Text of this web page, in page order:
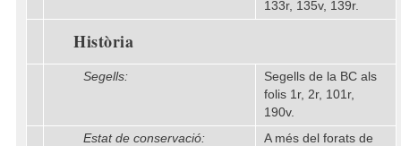
133r, 135v, 139r.
Història
Segells:
Segells de la BC als
folis 1r, 2r, 101r,
190v.
Estat de conservació:
A més del forats de